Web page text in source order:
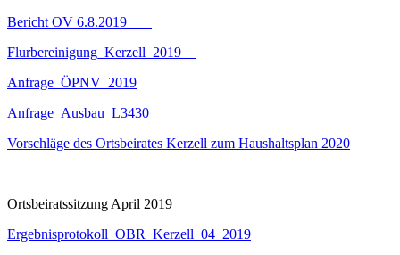
Bericht OV 6.8.2019
Flurbereinigung_Kerzell_2019
Anfrage_ÖPNV_2019
Anfrage_Ausbau_L3430
Vorschläge des Ortsbeirates Kerzell zum Haushaltsplan 2020
Ortsbeiratssitzung April 2019
Ergebnisprotokoll_OBR_Kerzell_04_2019